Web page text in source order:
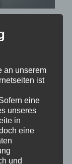
wären
12%
junger
Z
dem
an unserem
ist
eine
unseres
in
eine
und